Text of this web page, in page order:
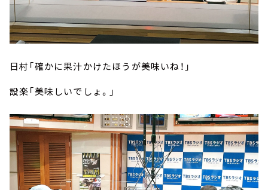
日村「確かに果汁かけたほうが美味いね！」
設楽「美味しいでしょ。」